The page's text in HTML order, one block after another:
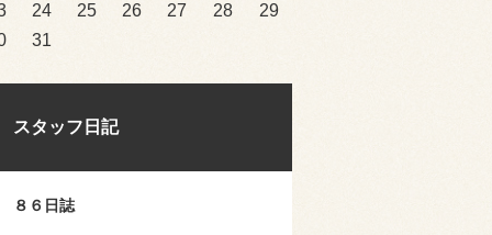
24 25 26 27 28
29
31
スタッフ日記
８６日誌